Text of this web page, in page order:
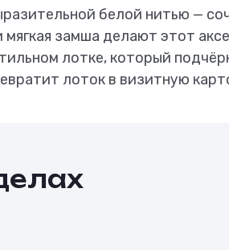
белой нитью —
мягкая замша делают этот
лотке, который
лоток в визитную